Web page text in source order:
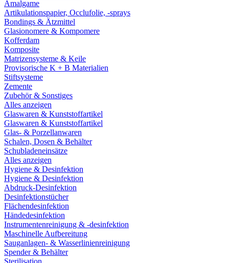
Amalgame
Artikulationspapier, Occlufolie, -sprays
Bondings & Ätzmittel
Glasionomere & Kompomere
Kofferdam
Komposite
Matrizensysteme & Keile
Provisorische K + B Materialien
Stiftsysteme
Zemente
Zubehör & Sonstiges
Alles anzeigen
Glaswaren & Kunststoffartikel
Glaswaren & Kunststoffartikel
Glas- & Porzellanwaren
Schalen, Dosen & Behälter
Schubladeneinsätze
Alles anzeigen
Hygiene & Desinfektion
Hygiene & Desinfektion
Abdruck-Desinfektion
Desinfektionstücher
Flächendesinfektion
Händedesinfektion
Instrumentenreinigung & -desinfektion
Maschinelle Aufbereitung
Sauganlagen- & Wasserlinienreinigung
Spender & Behälter
Sterilisation